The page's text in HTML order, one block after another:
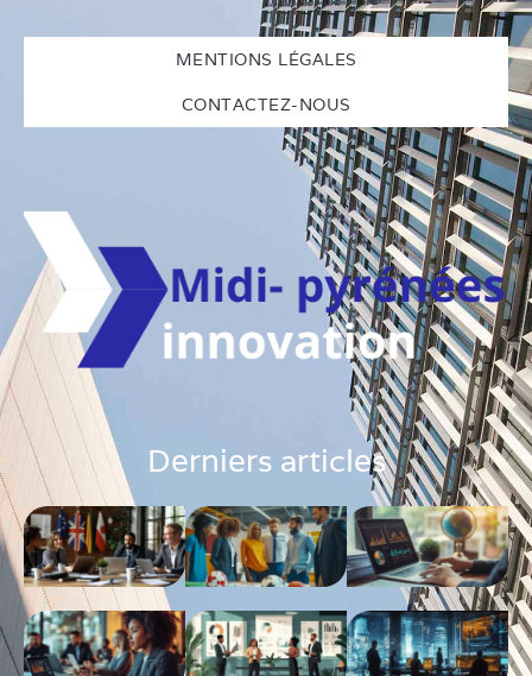
MENTIONS LÉGALES
CONTACTEZ-NOUS
Derniers articles